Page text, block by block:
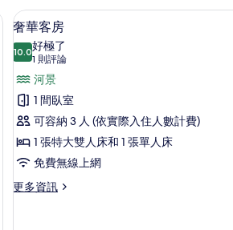
房
的
情
、遮光布/窗簾、免費搖籃/嬰兒床
顯
示
奢
華
客
房
的
所
有
11
奢華客房
10.010.0 分，滿分 10 分
好極了
1 則評論
(1
則
評
論)
河景
1 間臥室
可容納 3 人 (依實際入住人數計費)
1 張特大雙人床和 1 張單人床
免費無線上網
更多資訊
更